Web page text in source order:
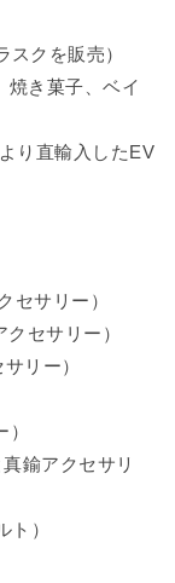
クを販売）
き菓子、ベイ
り直輸入したEV
セサリー）
セサリー）
リー）
鍮アクセサリ
）